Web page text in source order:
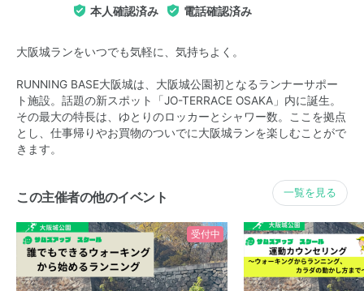
本人確認済み 電話確認済み
大阪城ランをいつでも気軽に、気持ちよく。
RUNNING BASE大阪城は、大阪城公園初となるランナーサポー
ト施設。話題の新スポット「JO-TERRACE OSAKA」内に誕生。
その最大の特長は、ゆとりのロッカーとシャワー数。ここを拠点
とし、仕事帰りやお買物のついでに大阪城ランを楽しむことがで
きます。
この主催者の他のイベント 一覧を見る
受付中